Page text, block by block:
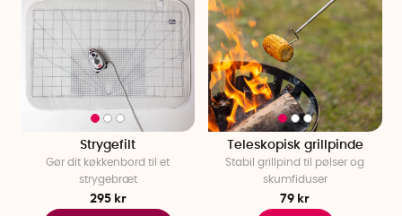
Strygefilt
Gør dit køkkenbord til et
strygebræt
295 kr
Teleskopisk grillpinde
Stabil grillpind til pølser og
skumfiduser
79 kr